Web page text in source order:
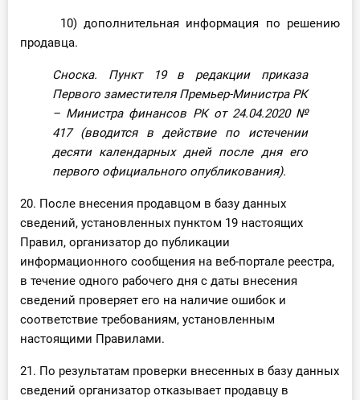
10) дополнительная информация по решению
продавца.
Сноска. Пункт 19 в редакции приказа
Первого заместителя Премьер-Министра РК
– Министра финансов РК от 24.04.2020 №
417(вводится в действие по истечении
десяти календарных дней после дня его
первого официального опубликования).
20. После внесения продавцом в базу данных
сведений, установленных пунктом 19 настоящих
Правил, организатор до публикации
информационного сообщения на веб-портале реестра,
в течение одного рабочего дня с даты внесения
сведений проверяет его на наличие ошибок и
соответствие требованиям, установленным
настоящими Правилами.
21. По результатам проверки внесенных в базу данных
сведений организатор отказывает продавцу в